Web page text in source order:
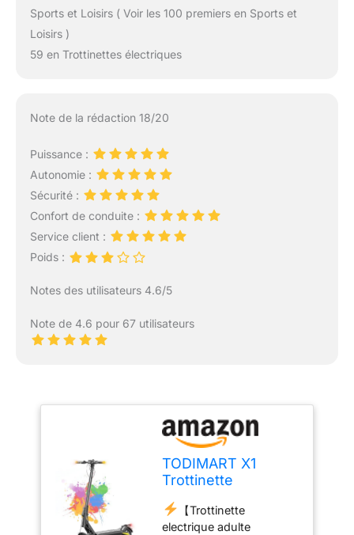
Sports et Loisirs ( Voir les 100 premiers en Sports et
Loisirs )
59 en Trottinettes électriques
Note de la rédaction 18/20
Puissance :
Autonomie :
Sécurité :
Confort de conduite :
Service client :
Poids :
Notes des utilisateurs 4.6/5
Note de 4.6 pour 67 utilisateurs
TODIMART X1
Trottinette
Antivol Batterie 48V
10.4Ah Autonomie
【Trottinette
electrique adulte